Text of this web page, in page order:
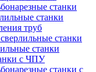
станки
станки
труб
станки
станки
с ЧПУ
станки с